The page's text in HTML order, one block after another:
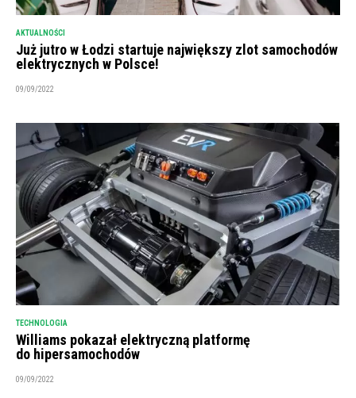
AKTUALNOŚCI
Już jutro w Łodzi startuje największy zlot samochodów
elektrycznych w Polsce!
09/09/2022
TECHNOLOGIA
Williams pokazał elektryczną platformę
do hipersamochodów
09/09/2022